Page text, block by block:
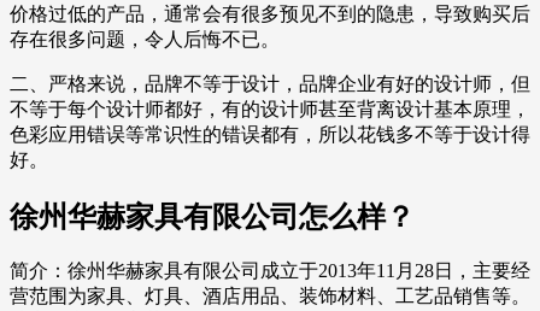
价格过低的产品，通常会有很多预见不到的隐患，导致购买后
存在很多问题，令人后悔不已。
二、严格来说，品牌不等于设计，品牌企业有好的设计师，但
不等于每个设计师都好，有的设计师甚至背离设计基本原理，
色彩应用错误等常识性的错误都有，所以花钱多不等于设计得
好。
徐州华赫家具有限公司怎么样？
简介：徐州华赫家具有限公司成立于2013年11月28日，主要经
营范围为家具、灯具、酒店用品、装饰材料、工艺品销售等。